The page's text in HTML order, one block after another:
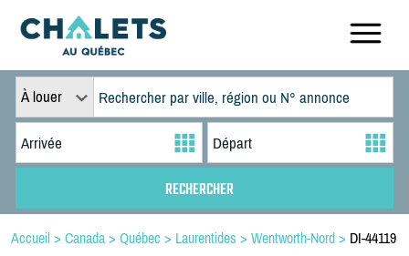
À louer
Accueil > Canada > Québec > Laurentides > Wentworth-Nord > DI-44119